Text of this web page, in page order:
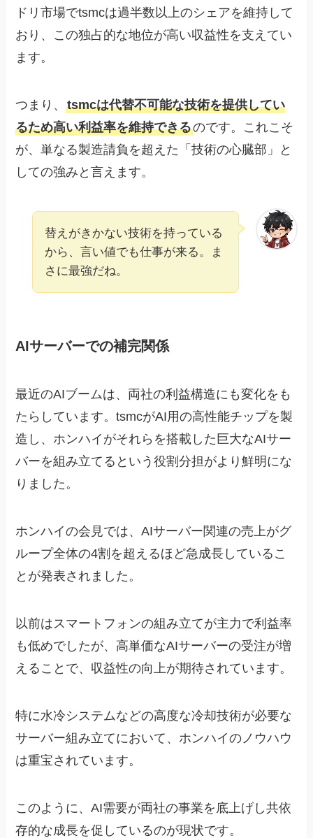
ドリ市場でtsmcは過半数以上のシェアを維持して
おり、この独占的な地位が高い収益性を支えてい
ます。
つまり、tsmcは代替不可能な技術を提供してい
るため高い利益率を維持できるのです。これこそ
が、単なる製造請負を超えた「技術の心臓部」と
しての強みと言えます。
替えがきかない技術を持っている
から、言い値でも仕事が来る。ま
さに最強だね。
AIサーバーでの補完関係
最近のAIブームは、両社の利益構造にも変化をも
たらしています。tsmcがAI用の高性能チップを製
造し、ホンハイがそれらを搭載した巨大なAIサー
バーを組み立てるという役割分担がより鮮明にな
りました。
ホンハイの会見では、AIサーバー関連の売上がグ
ループ全体の4割を超えるほど急成長しているこ
とが発表されました。
以前はスマートフォンの組み立てが主力で利益率
も低めでしたが、高単価なAIサーバーの受注が増
えることで、収益性の向上が期待されています。
特に水冷システムなどの高度な冷却技術が必要な
サーバー組み立てにおいて、ホンハイのノウハウ
は重宝されています。
このように、AI需要が両社の事業を底上げし共依
存的な成長を促しているのが現状です。